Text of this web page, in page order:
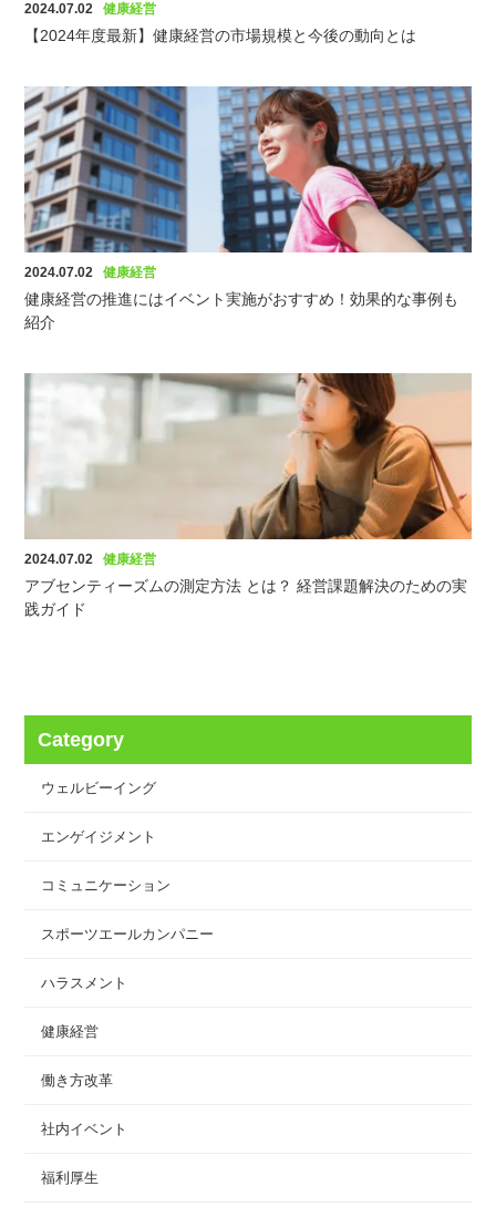
2024.07.02 健康経営
【2024年度最新】健康経営の市場規模と今後の動向とは
2024.07.02 健康経営
健康経営の推進にはイベント実施がおすすめ！効果的な事例も
紹介
2024.07.02 健康経営
アブセンティーズムの測定方法 とは？ 経営課題解決のための実
践ガイド
Category
ウェルビーイング
エンゲイジメント
コミュニケーション
スポーツエールカンパニー
ハラスメント
健康経営
働き方改革
社内イベント
福利厚生